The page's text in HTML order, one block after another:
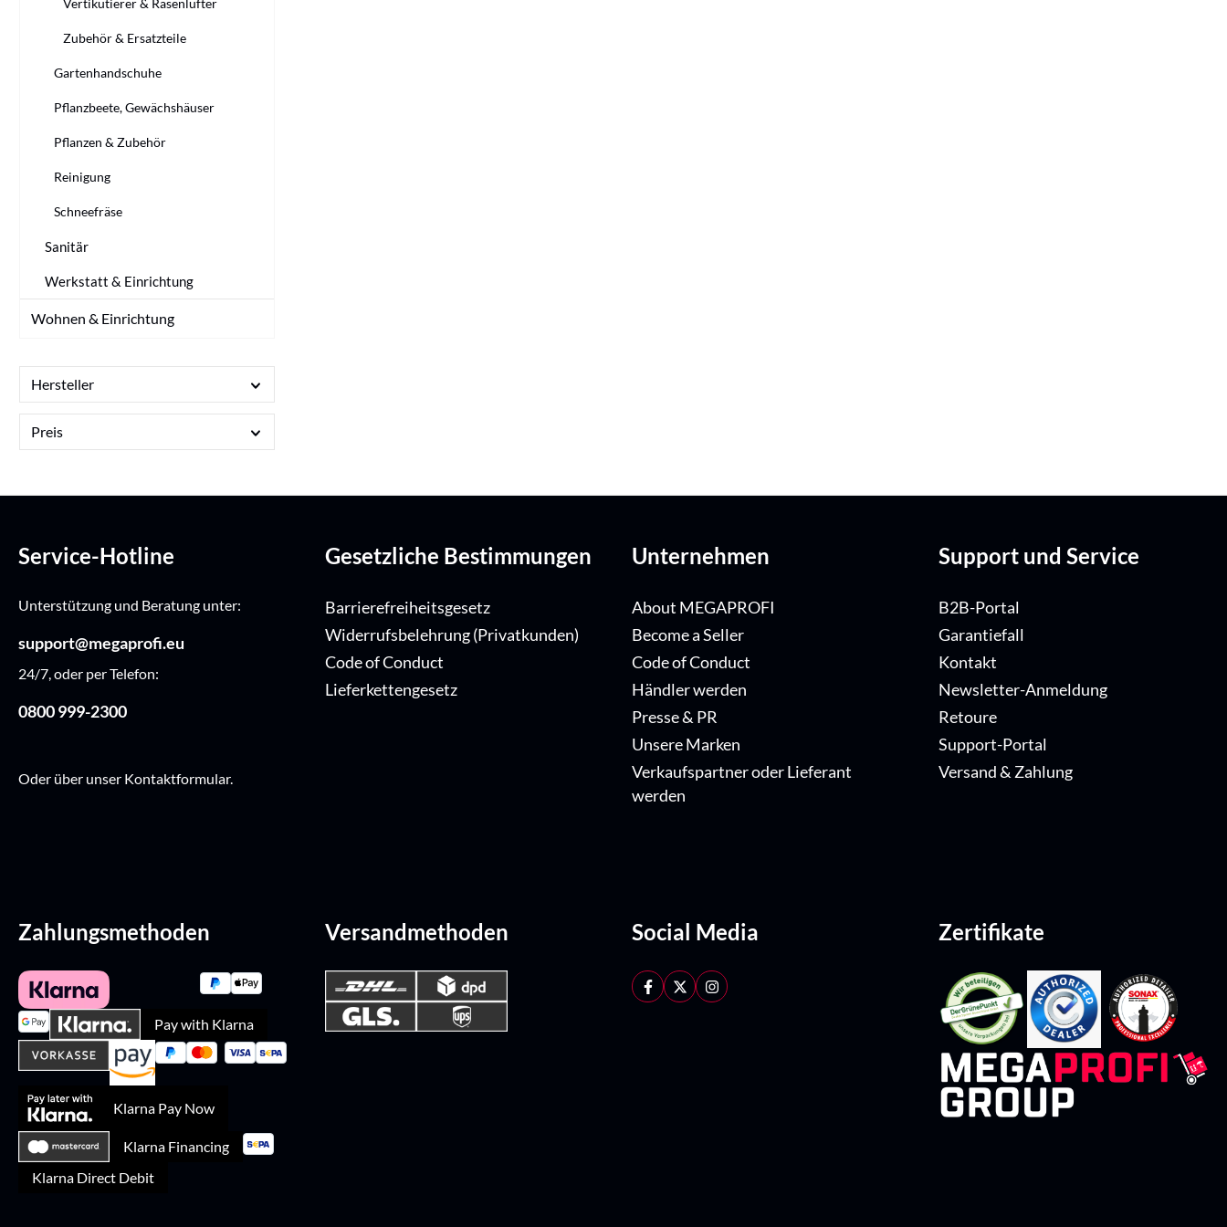
Vertikutierer & Rasenlüfter
Zubehör & Ersatzteile
Gartenhandschuhe
Pflanzbeete, Gewächshäuser
Pflanzen & Zubehör
Reinigung
Schneefräse
Sanitär
Werkstatt & Einrichtung
Wohnen & Einrichtung
Hersteller
Preis
Service-Hotline
Unterstützung und Beratung unter:
support@megaprofi.eu
24/7, oder per Telefon:
0800 999-2300
Oder über unser Kontaktformular.
Gesetzliche Bestimmungen
Barrierefreiheitsgesetz
Widerrufsbelehrung (Privatkunden)
Code of Conduct
Lieferkettengesetz
Unternehmen
About MEGAPROFI
Become a Seller
Code of Conduct
Händler werden
Presse & PR
Unsere Marken
Verkaufspartner oder Lieferant
werden
Support und Service
B2B-Portal
Garantiefall
Kontakt
Newsletter-Anmeldung
Retoure
Support-Portal
Versand & Zahlung
Zahlungsmethoden
Pay with Klarna
Klarna Pay Now
Klarna Financing
Klarna Direct Debit
Versandmethoden Social Media Zertifikate